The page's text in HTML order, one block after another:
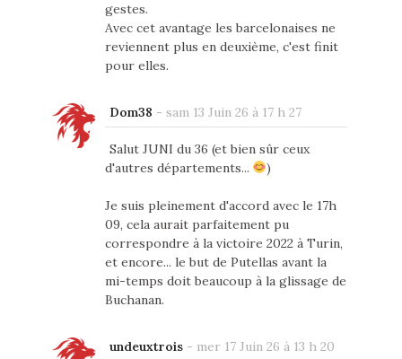
gestes.
Avec cet avantage les barcelonaises ne
reviennent plus en deuxième, c'est finit
pour elles.
Dom38 - sam 13 Juin 26 à 17 h 27
Salut JUNI du 36 (et bien sûr ceux
d'autres départements...
)
Je suis pleinement d'accord avec le 17h
09, cela aurait parfaitement pu
correspondre à la victoire 2022 à Turin,
et encore... le but de Putellas avant la
mi-temps doit beaucoup à la glissage de
Buchanan.
undeuxtrois- mer 17 Juin 26 à 13 h 20